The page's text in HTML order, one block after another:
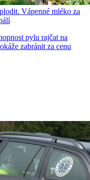
Vápenné mléko za
pylu rajčat na
zabránit za cenu